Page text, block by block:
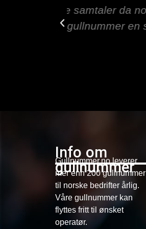
Info om
gullnummer
Gullnummer.no leverer
mer enn 200 gullnummer
til norske bedrifter årlig.
Våre gullnummer kan
flyttes fritt til ønsket
operatør.